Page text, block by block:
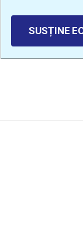
SUSȚINE